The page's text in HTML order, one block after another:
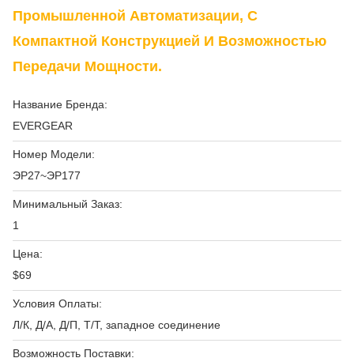
Промышленной Автоматизации, С
Компактной Конструкцией И Возможностью
Передачи Мощности.
Название Бренда:
EVERGEAR
Номер Модели:
ЭР27~ЭР177
Минимальный Заказ:
1
Цена:
$69
Условия Оплаты:
Л/К, Д/А, Д/П, Т/Т, западное соединение
Возможность Поставки: